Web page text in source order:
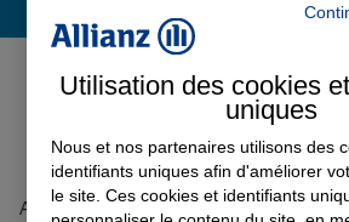
Garantie des accidents de la vie
Assurance scolaire
Protection juridique
Avis de l'agence
MOLAY
Avis sur une période de 6
Aucun avis sur votre agence n'a été
Utilisation des cookies
uniques
Nous et nos partenaires utilisons des
identifiants uniques afin d'améliorer
le site. Ces cookies et identifiants